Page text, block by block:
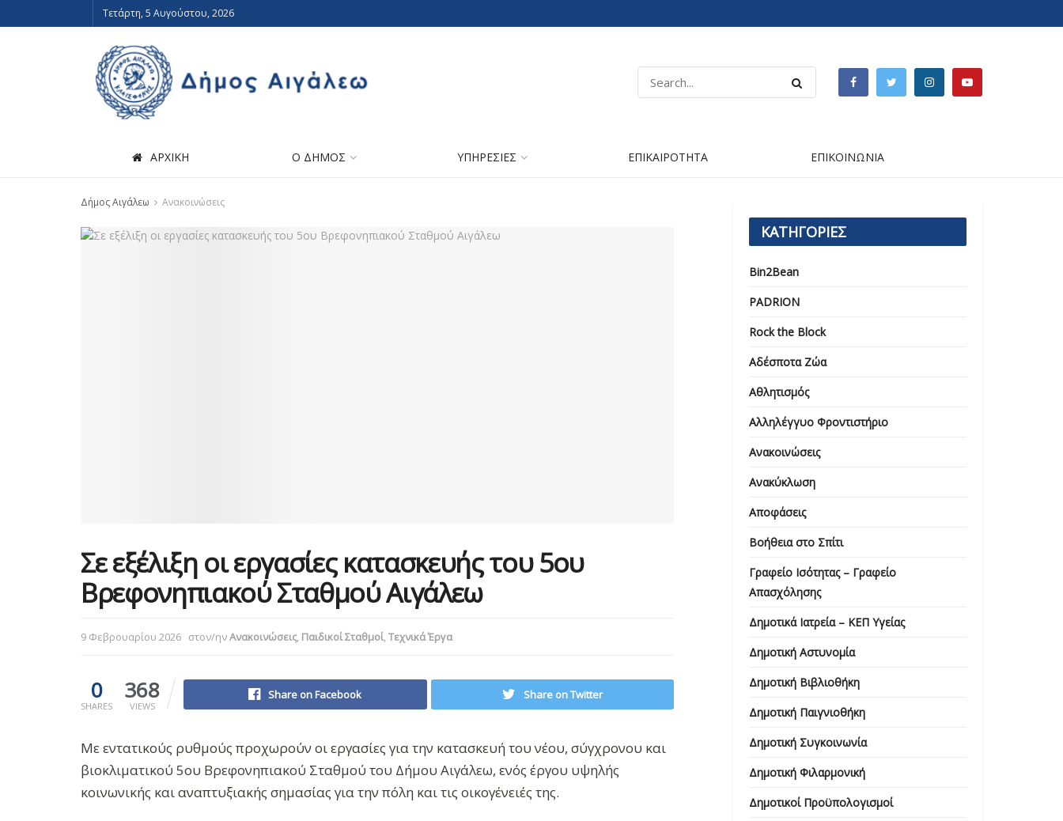
Τετάρτη, 5 Αυγούστου, 2026
ΑΡΧΙΚΗ Ο ΔΗΜΟΣ ΥΠΗΡΕΣΙΕΣ ΕΠΙΚΑΙΡΟΤΗΤΑ ΕΠΙΚΟΙΝΩΝΙΑ
Δήμος Αιγάλεω Ανακοινώσεις
Σε εξέλιξη οι εργασίες κατασκευής του 5ου
Βρεφονηπιακού Σταθμού Αιγάλεω
9 Φεβρουαρίου 2026 στον/ηνΑνακοινώσεις, Παιδικοί Σταθμοί,Τεχνικά Έργα
0
SHARES
368
VIEWS
Share on Facebook Share on Twitter
Με εντατικούς ρυθμούς προχωρούν οι εργασίες για την κατασκευή του νέου, σύγχρονου και
βιοκλιματικού 5ου Βρεφονηπιακού Σταθμού του Δήμου Αιγάλεω, ενός έργου υψηλής
κοινωνικής και αναπτυξιακής σημασίας για την πόλη και τις οικογένειές της.
ΚΑΤΗΓΟΡΙΕΣ
Bin2Bean
PADRION
Rock the Block
Αδέσποτα Ζώα
Αθλητισμός
Αλληλέγγυο Φροντιστήριο
Ανακοινώσεις
Ανακύκλωση
Αποφάσεις
Βοήθεια στο Σπίτι
Γραφείο Ισότητας – Γραφείο
Απασχόλησης
Δημοτικά Ιατρεία – ΚΕΠ Υγείας
Δημοτική Αστυνομία
Δημοτική Βιβλιοθήκη
Δημοτική Παιγνιοθήκη
Δημοτική Συγκοινωνία
Δημοτική Φιλαρμονική
Δημοτικοί Προϋπολογισμοί